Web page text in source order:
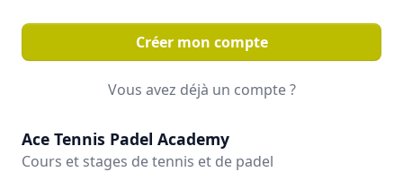
Créer mon compte
Vous avez déjà un compte ?
Ace Tennis Padel Academy
Cours et stages de tennis et de padel